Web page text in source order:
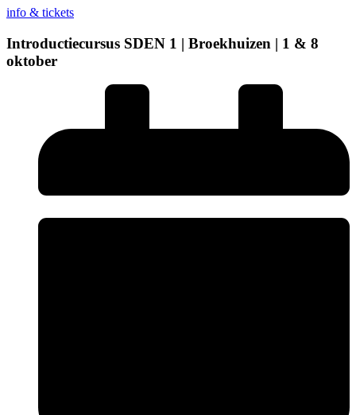
info & tickets
Introductiecursus SDEN 1 | Broekhuizen | 1 & 8
oktober